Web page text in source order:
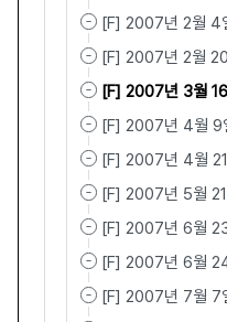
[F] 2007년 2월 4
[F] 2007년 2월
[F] 2007년 3월
[F] 2007년 4월 9
[F] 2007년 4월
[F] 2007년 5월
[F] 2007년 6월
[F] 2007년 6월
[F] 2007년 7월 7